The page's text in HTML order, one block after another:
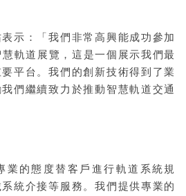
示：「我們非常高興能成功參加
軌道展覽，這是一個展示我們最
平台。我們的創新技術得到了業
們繼續致力於推動智慧軌道交通
業的態度替客戶進行軌道系統規
統介接等服務。我們提供專業的